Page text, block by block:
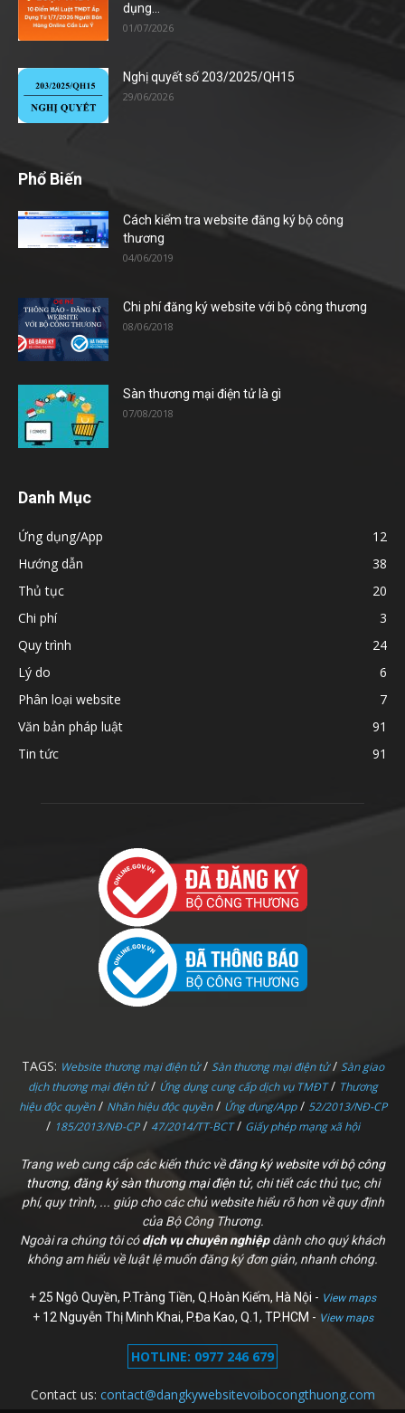
dụng...
01/07/2026
Nghị quyết số 203/2025/QH15
29/06/2026
Phổ Biến
Cách kiểm tra website đăng ký bộ công
thương
04/06/2019
Chi phí đăng ký website với bộ công thương
08/06/2018
Sàn thương mại điện tử là gì
07/08/2018
Danh Mục
Ứng dụng/App
12
Hướng dẫn
38
Thủ tục
20
Chi phí
3
Quy trình
24
Lý do
6
Phân loại website
7
Văn bản pháp luật
91
Tin tức
91
TAGS: Website thương mại điện tử/ Sàn thương mại điện tử/ Sàn giao
dịch thương mại điện tử/ Ứng dụng cung cấp dịch vụ TMĐT/ Thương
hiệu độc quyền/ Nhãn hiệu độc quyền/ Ứng dụng/App/ 52/2013/NĐ-CP
/ 185/2013/NĐ-CP/ 47/2014/TT-BCT/ Giấy phép mạng xã hội
Trang web cung cấp các kiến thức vềđăng ký website với bộ công
thương, đăng ký sàn thương mại điện tử, chi tiết các thủ tục, chi
phí, quy trình, ... giúp cho các chủ website hiểu rõ hơn về quy định
của Bộ Công Thương.
Ngoài ra chúng tôi códịch vụ chuyên nghiệpdành cho quý khách
không am hiểu về luật lệ muốn đăng ký đơn giản, nhanh chóng.
+25 Ngô Quyền, P.Tràng Tiền, Q.Hoàn Kiếm, Hà Nội - View maps
+ 12 Nguyễn Thị Minh Khai, P.Đa Kao, Q.1, TP.HCM - View maps
HOTLINE: 0977 246 679
Contact us: contact@dangkywebsitevoibocongthuong.com